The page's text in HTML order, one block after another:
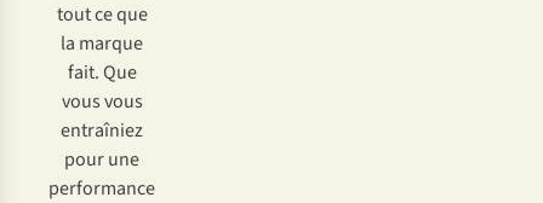
tout ce que
la marque
fait. Que
vous vous
entraîniez
pour une
performance